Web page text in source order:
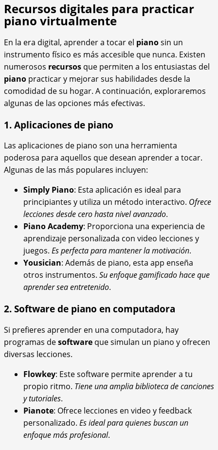
Recursos digitales para practicar
piano virtualmente
En la era digital, aprender a tocar el pianosin un
instrumento físico es más accesible que nunca. Existen
numerosos recursos que permiten a los entusiastas del
piano practicar y mejorar sus habilidades desde la
comodidad de su hogar. A continuación, exploraremos
algunas de las opciones más efectivas.
1. Aplicaciones de piano
Las aplicaciones de piano son una herramienta
poderosa para aquellos que desean aprender a tocar.
Algunas de las más populares incluyen:
Simply Piano: Esta aplicación es ideal para
principiantes y utiliza un método interactivo. Ofrece
lecciones desde cero hasta nivel avanzado.
Piano Academy: Proporciona una experiencia de
aprendizaje personalizada con video lecciones y
juegos. Es perfecta para mantener la motivación.
Yousician: Además de piano, esta app enseña
otros instrumentos. Su enfoque gamificado hace que
aprender sea entretenido.
2. Software de piano en computadora
Si prefieres aprender en una computadora, hay
programas desoftware que simulan un piano y ofrecen
diversas lecciones.
Flowkey: Este software permite aprender a tu
propio ritmo. Tiene una amplia biblioteca de canciones
y tutoriales.
Pianote: Ofrece lecciones en video y feedback
personalizado. Es ideal para quienes buscan un
enfoque más profesional.